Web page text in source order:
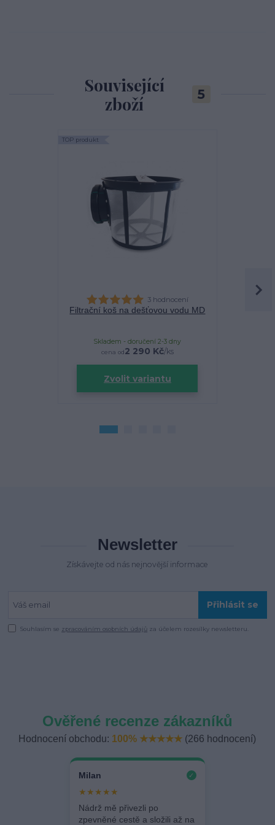
Související
zboží
5
TOP produkt
3 hodnocení
Filtrační koš na dešťovou vodu MD
cena od2 290 Kč/ks
Skladem - doručení 2-3 dny
Zvolit variantu
Newsletter
Získávejte od nás nejnovější informace
Přihlásit se
Souhlasím se zpracováním osobních údajů za účelem rozesílky newsletteru.
Ověřené recenze zákazníků
Hodnocení obchodu: 100% ★★★★★ (266 hodnocení)
Milan ✓
★★★★★
Nádrž mě přivezli po
zpevněné cestě a složili až na